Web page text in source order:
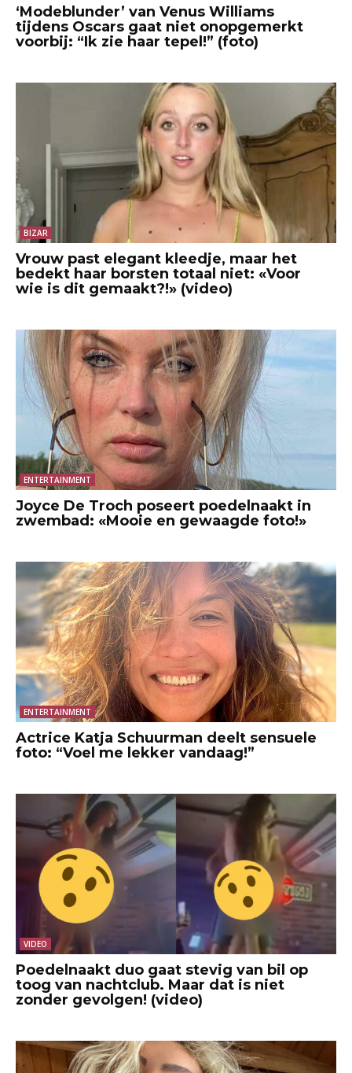
‘Modeblunder’ van Venus Williams
tijdens Oscars gaat niet onopgemerkt
voorbij: “Ik zie haar tepel!” (foto)
BIZAR
Vrouw past elegant kleedje, maar het
bedekt haar borsten totaal niet: «Voor
wie is dit gemaakt?!» (video)
ENTERTAINMENT
Joyce De Troch poseert poedelnaakt in
zwembad: «Mooie en gewaagde foto!»
ENTERTAINMENT
Actrice Katja Schuurman deelt sensuele
foto: “Voel me lekker vandaag!”
VIDEO
Poedelnaakt duo gaat stevig van bil op
toog van nachtclub. Maar dat is niet
zonder gevolgen! (video)